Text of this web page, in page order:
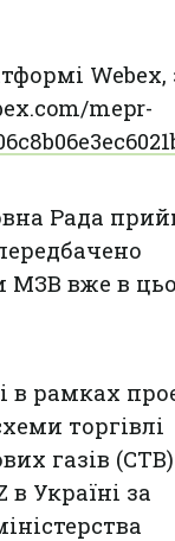
Webex,
mepr-
Рада
МЗВ вже в
в рамках
торгівлі
газів
в Україні за